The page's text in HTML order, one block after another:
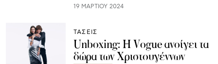
19 ΜΑΡΤΊΟΥ 2024
ΤΑΣΕΙΣ
Unboxing: Η Vogue ανοίγει τα
δώρα των Χριστουγέννων